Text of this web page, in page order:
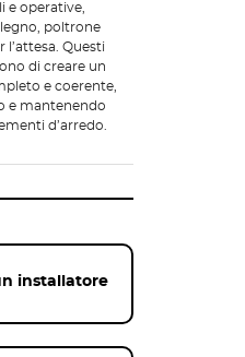
e operative,
poltrone
l’attesa. Questi
di creare un
e coerente,
e mantenendo
d’arredo.
installatore